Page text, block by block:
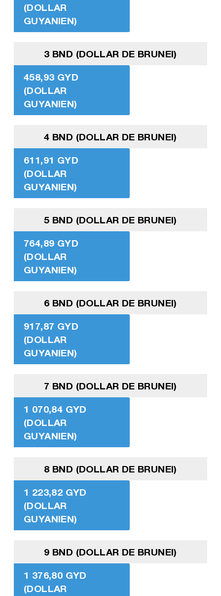
(DOLLAR
GUYANIEN)
3 BND (DOLLAR DE BRUNEI)
458,93 GYD
(DOLLAR
GUYANIEN)
4 BND (DOLLAR DE BRUNEI)
611,91 GYD
(DOLLAR
GUYANIEN)
5 BND (DOLLAR DE BRUNEI)
764,89 GYD
(DOLLAR
GUYANIEN)
6 BND (DOLLAR DE BRUNEI)
917,87 GYD
(DOLLAR
GUYANIEN)
7 BND (DOLLAR DE BRUNEI)
1 070,84 GYD
(DOLLAR
GUYANIEN)
8 BND (DOLLAR DE BRUNEI)
1 223,82 GYD
(DOLLAR
GUYANIEN)
9 BND (DOLLAR DE BRUNEI)
1 376,80 GYD
(DOLLAR